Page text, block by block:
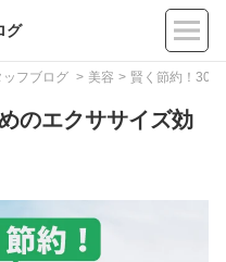
グ
ッフブログ 美容 賢く節約！30
のエクササイズ効